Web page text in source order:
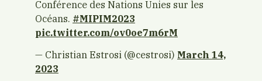
Conférence des Nations Unies sur les
Océans. #MIPIM2023
pic.twitter.com/ov0oe7m6rM
— Christian Estrosi (@cestrosi) March 14,
2023